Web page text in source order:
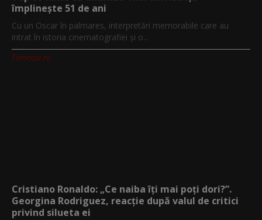
împlinește 51 de ani
Cu un Oscar în palmares, interpretări memorabile care au
intrat în istoria cinematografiei și o...
Filmnow.ro
Cristiano Ronaldo: „Ce naiba îți mai poți dori?”.
Georgina Rodriguez, reacție după valul de critici
privind silueta ei